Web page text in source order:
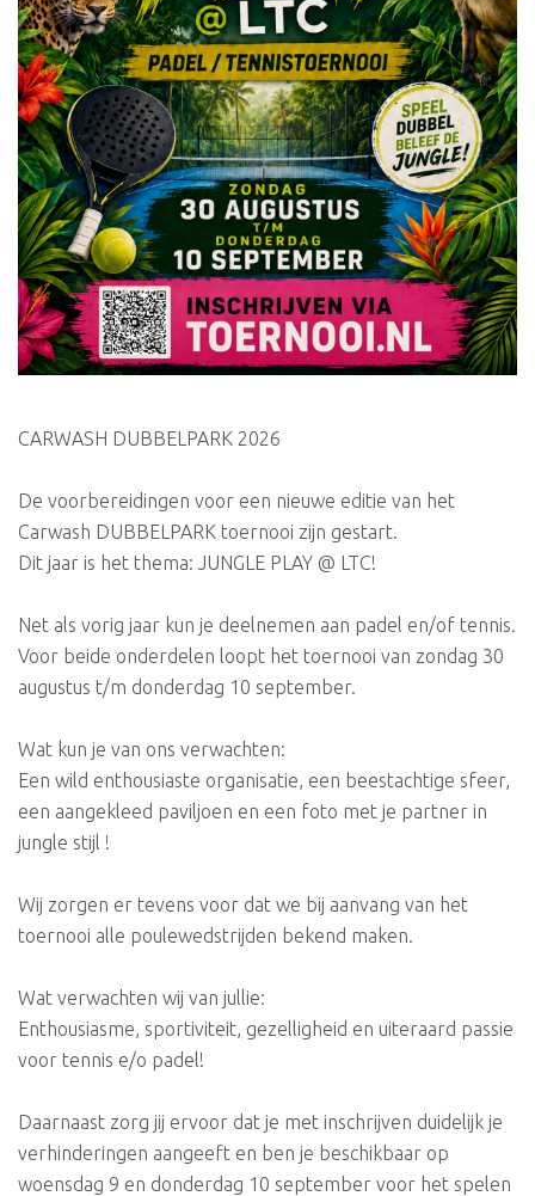
CARWASH DUBBELPARK 2026
De voorbereidingen voor een nieuwe editie van het
Carwash DUBBELPARK toernooi zijn gestart.
Dit jaar is het thema: JUNGLE PLAY @ LTC!
Net als vorig jaar kun je deelnemen aan padel en/of tennis.
Voor beide onderdelen loopt het toernooi van zondag 30
augustus t/m donderdag 10 september.
Wat kun je van ons verwachten:
Een wild enthousiaste organisatie, een beestachtige sfeer,
een aangekleed paviljoen en een foto met je partner in
jungle stijl !
Wij zorgen er tevens voor dat we bij aanvang van het
toernooi alle poulewedstrijden bekend maken.
Wat verwachten wij van jullie:
Enthousiasme, sportiviteit, gezelligheid en uiteraard passie
voor tennis e/o padel!
Daarnaast zorg jij ervoor dat je met inschrijven duidelijk je
verhinderingen aangeeft en ben je beschikbaar op
woensdag 9 en donderdag 10 september voor het spelen